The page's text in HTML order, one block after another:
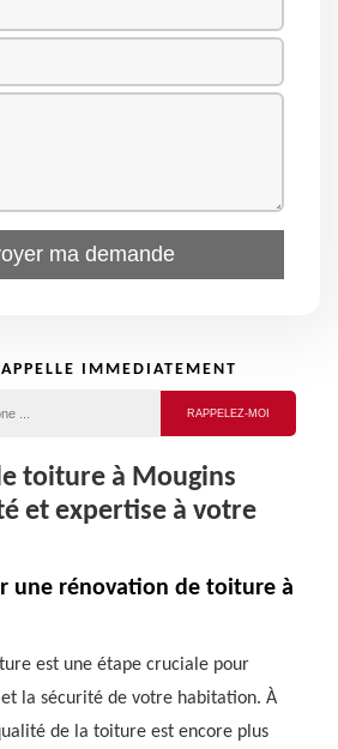
IMMEDIATEMENT
toiture à Mougins
et expertise à votre
une rénovation de toiture à
est une étape cruciale pour
la sécurité de votre habitation. À
de la toiture est encore plus